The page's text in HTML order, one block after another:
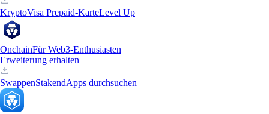
KryptoVisa Prepaid-KarteLevel Up
OnchainFür Web3-Enthusiasten
Erweiterung erhalten
SwappenStakendApps durchsuchen